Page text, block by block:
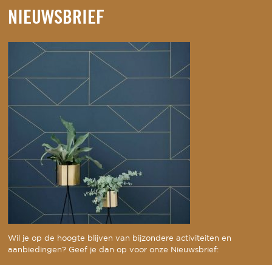
NIEUWSBRIEF
Wil je op de hoogte blijven van bijzondere activiteiten en
aanbiedingen? Geef je dan op voor onze Nieuwsbrief: